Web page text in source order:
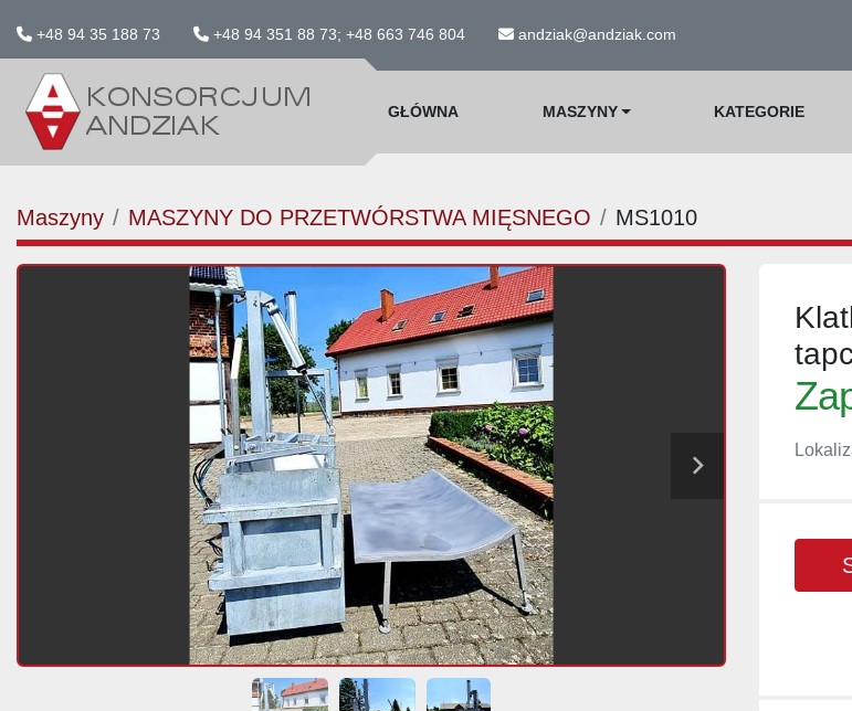
+48 94 35 188 73 +48 94 351 88 73; +48 663 746 804 andziak@andziak.com
GŁÓWNA MASZYNY KATEGORIE
Maszyny MASZYNY DO PRZETWÓRSTWA MIĘSNEGO MS1010